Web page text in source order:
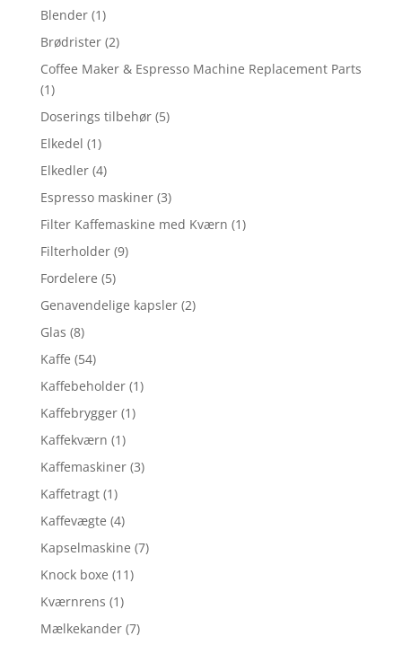
Blender (1)
Brødrister (2)
Coffee Maker & Espresso Machine Replacement Parts
(1)
Doserings tilbehør (5)
Elkedel (1)
Elkedler (4)
Espresso maskiner (3)
Filter Kaffemaskine med Kværn (1)
Filterholder (9)
Fordelere (5)
Genavendelige kapsler (2)
Glas (8)
Kaffe (54)
Kaffebeholder (1)
Kaffebrygger (1)
Kaffekværn (1)
Kaffemaskiner (3)
Kaffetragt (1)
Kaffevægte (4)
Kapselmaskine (7)
Knock boxe (11)
Kværnrens (1)
Mælkekander (7)